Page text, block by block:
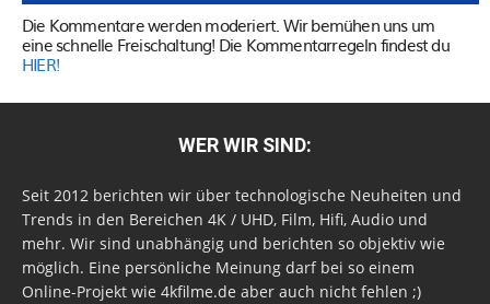
Die Kommentare werden moderiert. Wir bemühen uns um
eine schnelle Freischaltung! Die Kommentarregeln findest du
HIER!
WER WIR SIND:
Seit 2012 berichten wir über technologische Neuheiten und
Trends in den Bereichen 4K / UHD, Film, Hifi, Audio und
mehr. Wir sind unabhängig und berichten so objektiv wie
möglich. Eine persönliche Meinung darf bei so einem
Online-Projekt wie 4kfilme.de aber auch nicht fehlen ;)